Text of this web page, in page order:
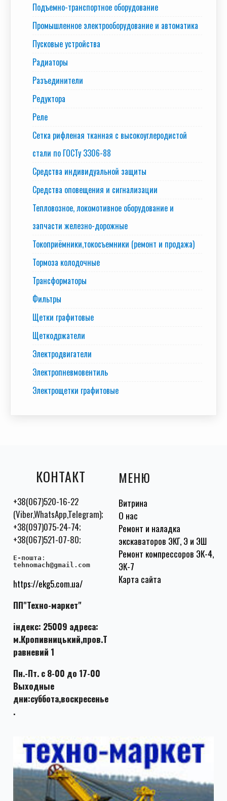
Подъемно-транспортное оборудование
Промышленное электрооборудование и автоматика
Пусковые устройства
Радиаторы
Разъединители
Редуктора
Реле
Сетка рифленая тканная с высокоуглеродистой
стали по ГОСТу 3306-88
Средства индивидуальной защиты
Средства оповещения и сигнализации
Тепловозное, локомотивное оборудование и
запчасти железно-дорожные
Токоприёмники,токосъемники (ремонт и продажа)
Тормоза колодочные
Трансформаторы
Фильтры
Щетки графитовые
Щеткодржатели
Электродвигатели
Электропневмовентиль
Электрощетки графитовые
КОНТАКТ
+38(067)520-16-22
(Viber,WhatsApp,Telegram);
+38(097)075-24-74;
+38(067)521-07-80;
E-пошта :
tehnomach@gmail.com
https://ekg5.com.ua/
ПП"Техно-маркет"
індекс: 25009 адреса:
м.Кропивницький,пров.Т
равневий 1
Пн.-Пт. с 8-00 до 17-00
Выходные
дни:суббота,воскресенье
.
МЕНЮ
Витрина
О нас
Ремонт и наладка
экскаваторов ЭКГ, Э и ЭШ
Ремонт компрессоров ЭК-4,
ЭК-7
Карта сайта